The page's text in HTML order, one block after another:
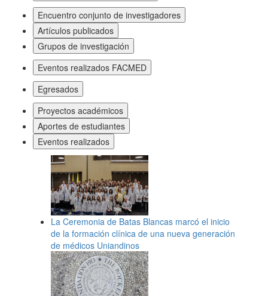
Encuentro conjunto de investigadores
Artículos publicados
Grupos de investigación
Eventos realizados FACMED
Egresados
Proyectos académicos
Aportes de estudiantes
Eventos realizados
La Ceremonia de Batas Blancas marcó el inicio
de la formación clínica de una nueva generación
de médicos Uniandinos